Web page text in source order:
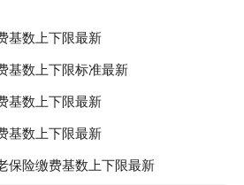
基数上下限最新
基数上下限标准最新
基数上下限最新
基数上下限最新
保险缴费基数上下限最新